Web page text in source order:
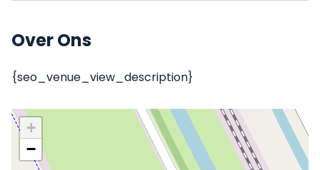
Over Ons
{seo_venue_view_description}
+
−